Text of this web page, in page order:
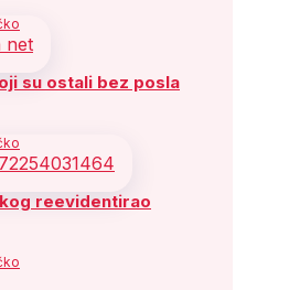
su ostali bez posla
reevidentirao